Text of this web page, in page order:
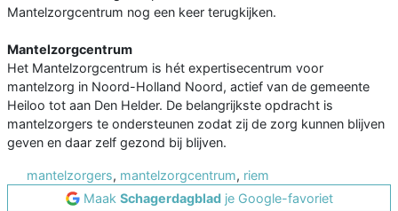
Mantelzorgcentrum nog een keer terugkijken.
Mantelzorgcentrum
Het Mantelzorgcentrum is hét expertisecentrum voor
mantelzorg in Noord-Holland Noord, actief van de gemeente
Heiloo tot aan Den Helder. De belangrijkste opdracht is
mantelzorgers te ondersteunen zodat zij de zorg kunnen blijven
geven en daar zelf gezond bij blijven.
mantelzorgers, mantelzorgcentrum, riem
Maak Schagerdagbladje Google-favoriet